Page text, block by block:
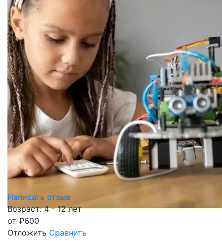
Написать отзыв
Возраст: 4 - 12 лет
от ₽600
Отложить Сравнить